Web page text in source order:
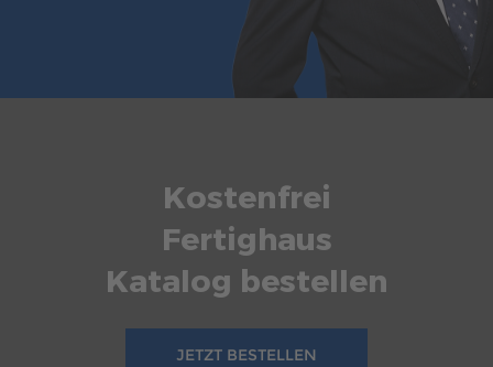
Kostenfrei
Fertighaus
Katalog bestellen
JETZT BESTELLEN